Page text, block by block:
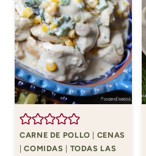
CARNE DE POLLO
CENAS
|COMIDAS
TODAS LAS